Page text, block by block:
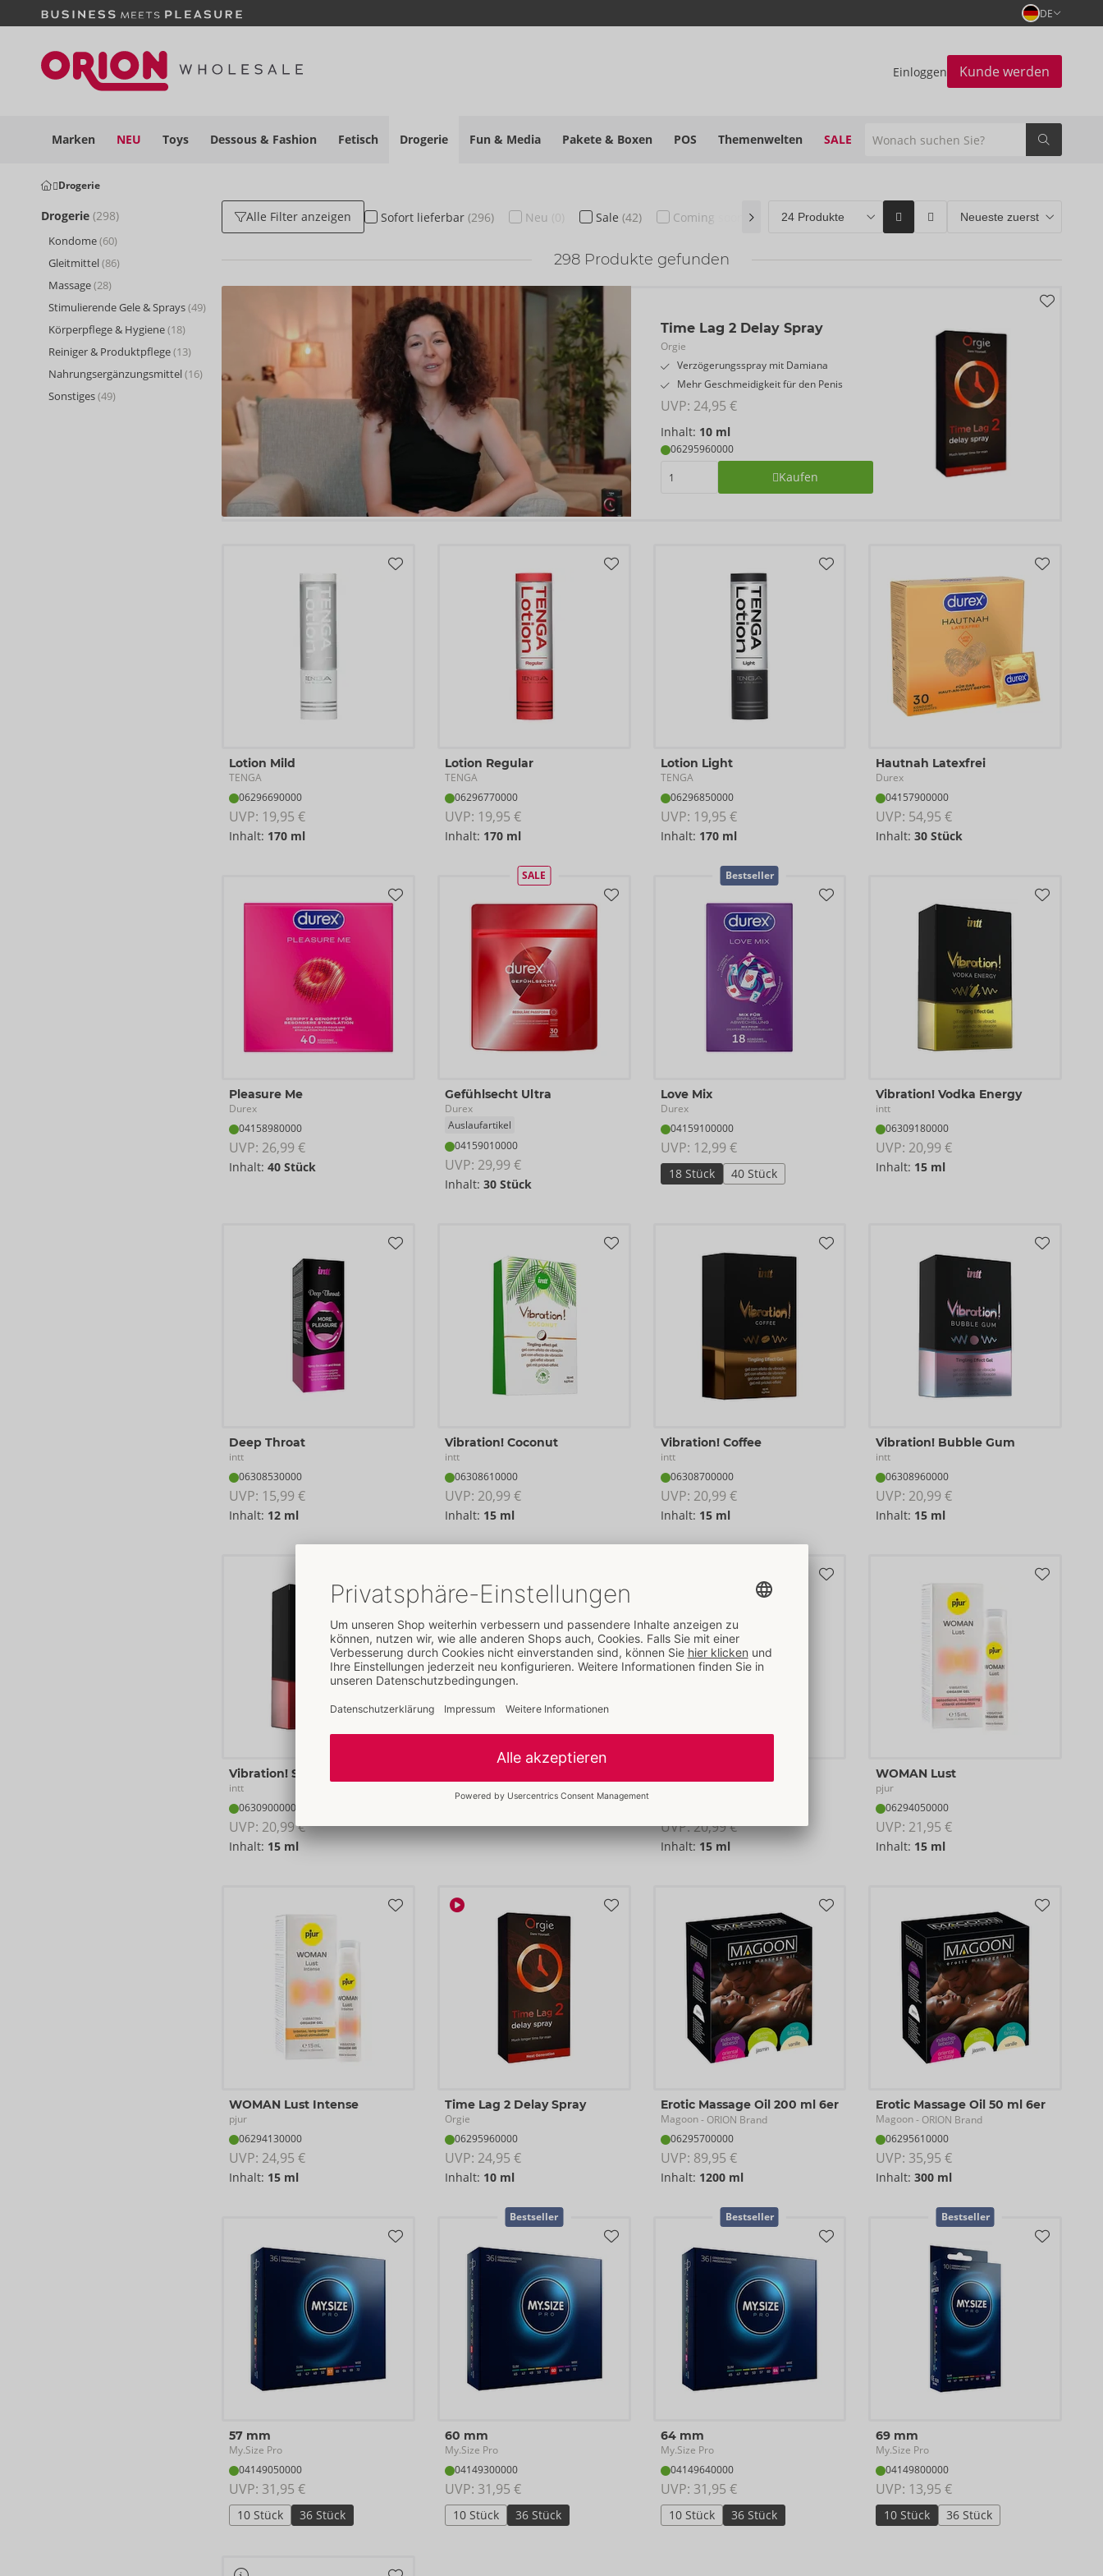
DE
Einloggen Kunde werden
Marken NEU Toys Dessous & Fashion Fetisch Drogerie Fun & Media Pakete & Boxen POS Themenwelten SALE
Drogerie
Drogerie (298)
Kondome(60)
Gleitmittel(86)
Massage(28)
Stimulierende Gele & Sprays(49)
Körperpflege & Hygiene(18)
Reiniger & Produktpflege(13)
Nahrungsergänzungsmittel(16)
Sonstiges(49)
Alle Filter anzeigen Sofort lieferbar (296) Neu (0) Sale (42) Coming soon (0) ORION Brands Bestseller(49)
298 Produkte gefunden
Lotion Mild
TENGA
06296690000
UVP: 19,95 €
Inhalt: 170 ml
Lotion Regular
TENGA
06296770000
UVP: 19,95 €
Inhalt: 170 ml
Lotion Light
TENGA
06296850000
UVP: 19,95 €
Inhalt: 170 ml
Hautnah Latexfrei
Durex
04157900000
UVP: 54,95 €
Inhalt:30 Stück
Pleasure Me
Durex
04158980000
UVP: 26,99 €
Inhalt: 40 Stück
SALE
Gefühlsecht Ultra
Durex
Auslaufartikel
04159010000
UVP: 29,99 €
Inhalt: 30 Stück
Bestseller
Love Mix
Durex
04159100000
UVP: 12,99 €
18 Stück 40 Stück
Vibration! Vodka Energy
intt
06309180000
UVP: 20,99 €
Inhalt: 15 ml
Deep Throat
intt
06308530000
UVP: 15,99 €
Inhalt: 12 ml
Vibration! Coconut
intt
06308610000
UVP: 20,99 €
Inhalt: 15 ml
Vibration! Coffee
intt
06308700000
UVP: 20,99 €
Inhalt: 15 ml
Vibration! Bubble Gum
intt
06308960000
UVP: 20,99 €
Inhalt: 15 ml
Vibration! Strawberry
intt
06309000000
UVP: 20,99 €
Inhalt: 15 ml
UVP: 20,99 €
Inhalt:15 ml
WOMAN Lust
pjur
06294050000
UVP: 21,95 €
Inhalt: 15 ml
WOMAN Lust Intense
pjur
06294130000
UVP: 24,95 €
Inhalt: 15 ml
Time Lag 2 Delay Spray
Orgie
Verzögerungsspray mit Damiana
Mehr Geschmeidigkeit für den Penis
UVP: 24,95 €
Inhalt: 10 ml
06295960000
Kaufen
Time Lag 2 Delay Spray
Orgie
06295960000
UVP: 24,95 €
Inhalt: 10 ml
Erotic Massage Oil 200 ml 6er
Magoon- ORION Brand
06295700000
UVP: 89,95 €
Inhalt: 1200 ml
Erotic Massage Oil 50 ml 6er
Magoon- ORION Brand
06295610000
UVP: 35,95 €
Inhalt:300 ml
57 mm
My.Size Pro
04149050000
UVP: 31,95 €
10 Stück 36 Stück
Bestseller
60 mm
My.Size Pro
04149300000
UVP: 31,95 €
10 Stück 36 Stück
Bestseller
64 mm
My.Size Pro
04149640000
UVP: 31,95 €
10 Stück 36 Stück
Bestseller
69 mm
My.Size Pro
04149800000
UVP: 13,95 €
10 Stück 36 Stück